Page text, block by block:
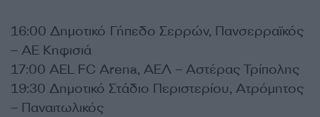
16:00 Δημοτικό Γήπεδο Σερρών, Πανσερραϊκός
– ΑΕ Κηφισιά
17:00 AEL FC Arena, ΑΕΛ – Αστέρας Τρίπολης
19:30 Δημοτικό Στάδιο Περιστερίου, Ατρόμητος
– Παναιτωλικός